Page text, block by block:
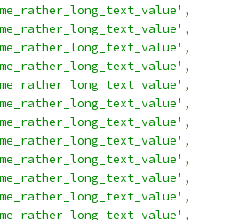
,
,
,
,
,
,
,
,
,
,
,
,